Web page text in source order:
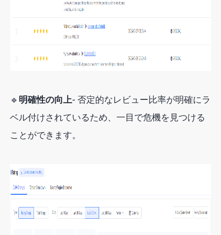
🔹 明確性の向上- 否定的なレビュー比率が明確にラ
ベル付けされているため、一目で危機を見つける
ことができます。